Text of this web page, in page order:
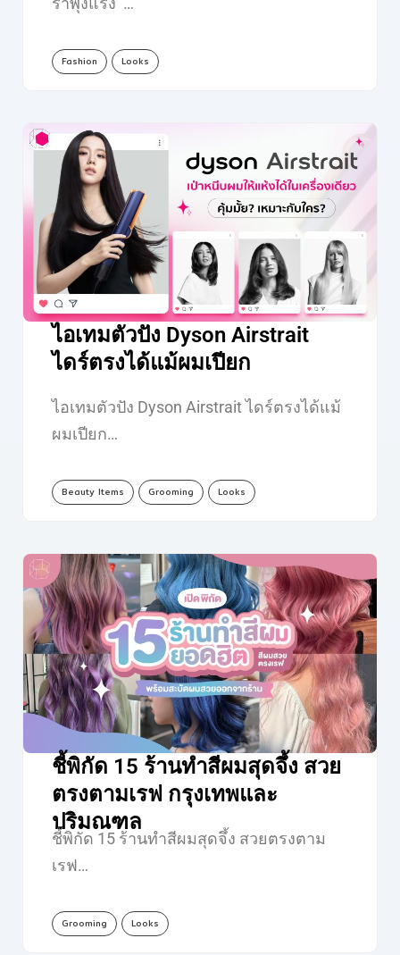
Fashion Looks
ไอเทมตัวปัง Dyson Airstrait
ไดร์ตรงได้แม้ผมเปียก
ไอเทมตัวปัง Dyson Airstrait ไดร์ตรงได้แม้
ผมเปียก…
Beauty Items Grooming Looks
ชี้พิกัด 15 ร้านทำสีผมสุดจึ้ง สวย
ตรงตามเรฟ กรุงเทพและ
ปริมณฑล
ชี้พิกัด 15 ร้านทำสีผมสุดจึ้ง สวยตรงตาม
เรฟ…
Grooming Looks